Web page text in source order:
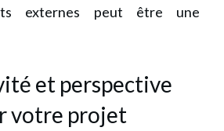
externes peut être une
et perspective
votre projet